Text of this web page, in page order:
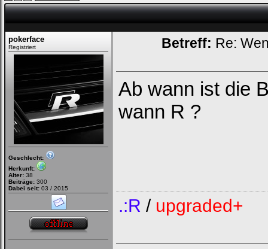
pokerface
Registriert
Geschlecht:
Herkunft:
Alter: 38
Beiträge: 300
Dabei seit: 03 / 2015
Betreff: Re:
Ab wann ist die
wann R ?
.:R / upgraded+